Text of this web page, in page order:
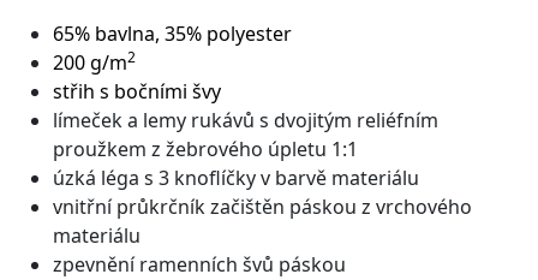
65% bavlna, 35% polyester
200 g/m2
střih s bočními švy
límeček a lemy rukávů s dvojitým reliéfním
proužkem z žebrového úpletu 1:1
úzká léga s 3 knoflíčky v barvě materiálu
vnitřní průkrčník začištěn páskou z vrchového
materiálu
zpevnění ramenních švů páskou